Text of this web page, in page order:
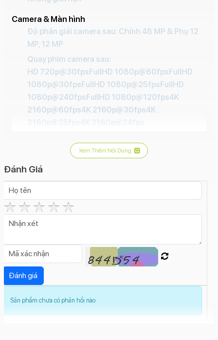
Camera & Màn hình
Độ phân giải camera sau: Chính 48 MP & Phụ 12
MP, 12 MP
Quay phim camera sau:
HD 720p@30fpsFullHD 1080p@60fpsFullHD
1080p@30fpsFullHD 1080p@25fpsFullHD
1080p@240fpsFullHD 1080p@120fps4K
2160p@60fps4K 2160p@30fps4K
2160p@25fps4K 2160p@24fps
Tính năng camera sau:
phôngTrôi nhanh thời gian (Time Lapse)Toàn
cảnh (Panorama)Smart HDR 4Siêu độ phân
giảiSiêu cận (Macro)Quay video ProResQuay
chậm (Slow Motion)Live PhotosGóc siêu rộng
FusionCinematicChống rung quang học (OIS)Chế
độ hành động (Action Mode)Chân dung đêmBộ
lọc màuBan đêm (Night Mode)Photonic Engine
Độ phân giải camera trước: 12 MP
Xem Thêm Nội Dung
Đánh Giá
Sản phẩm chưa có phản hồi nào